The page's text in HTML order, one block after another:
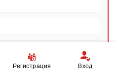
Регистрация Вход